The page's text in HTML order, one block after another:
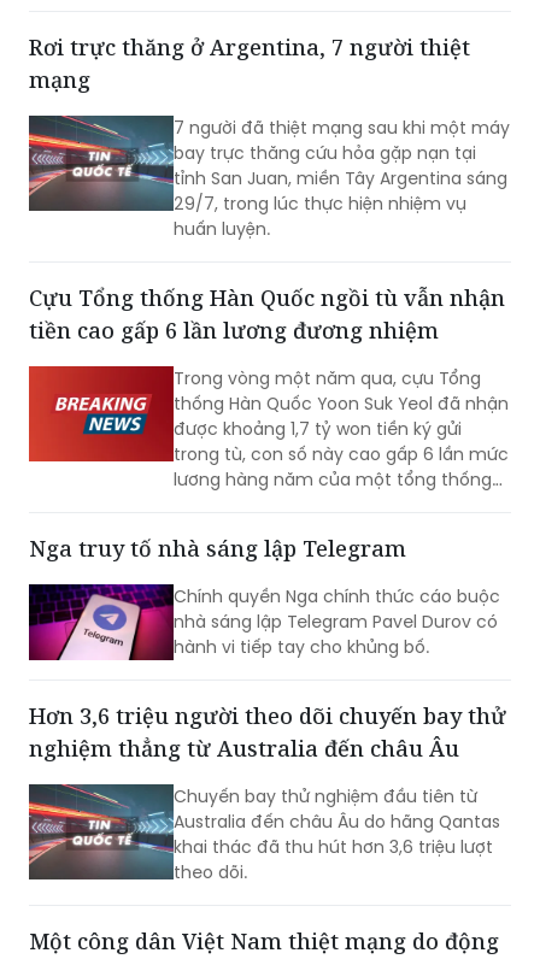
Rơi trực thăng ở Argentina, 7 người thiệt
mạng
7 người đã thiệt mạng sau khi một máy
bay trực thăng cứu hỏa gặp nạn tại
tỉnh San Juan, miền Tây Argentina sáng
29/7, trong lúc thực hiện nhiệm vụ
huấn luyện.
Cựu Tổng thống Hàn Quốc ngồi tù vẫn nhận
tiền cao gấp 6 lần lương đương nhiệm
Trong vòng một năm qua, cựu Tổng
thống Hàn Quốc Yoon Suk Yeol đã nhận
được khoảng 1,7 tỷ won tiền ký gửi
trong tù, con số này cao gấp 6 lần mức
lương hàng năm của một tổng thống
nhận mức tiền ký gửi lên tới khoảng 170
được nhiều tiền nhất tại Trại tạm giam
miền Nam Seoul.
Nga truy tố nhà sáng lập Telegram
Chính quyền Nga chính thức cáo buộc
nhà sáng lập Telegram Pavel Durov có
hành vi tiếp tay cho khủng bố.
Hơn 3,6 triệu người theo dõi chuyến bay thử
nghiệm thẳng từ Australia đến châu Âu
Chuyến bay thử nghiệm đầu tiên từ
Australia đến châu Âu do hãng Qantas
khai thác đã thu hút hơn 3,6 triệu lượt
theo dõi.
Một công dân Việt Nam thiệt mạng do động